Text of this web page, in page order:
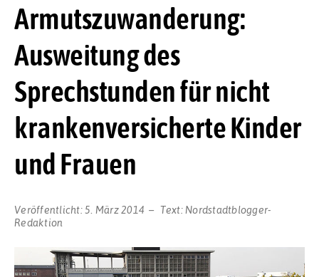
Armutszuwanderung:
Ausweitung des
Sprechstunden für nicht
krankenversicherte Kinder
und Frauen
Veröffentlicht:5. März 2014 Text: Nordstadtblogger-
Redaktion